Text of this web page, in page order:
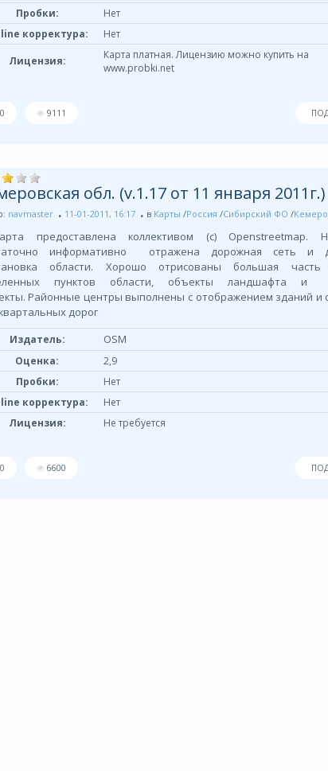
Пробки:
Нет
корректура:
Нет
Лицензия:
Карта платная. Лицензию можно купить на
www.probki.net
0 9111
обл. (v.1.17 от 11 января 2011г.)
navmaster 11-01-2011, 16:17 в Карты /Россия /Сибирский ФО /
предоставлена коллективом (с) Openstreetmap.
информативно отражена дорожная сеть и
области. Хорошо отрисованы большая часть
пунктов области, объекты ландшафта и
Районные центры выполнены с отображением зданий и
дорог
Издатель: OSM
Оценка:
2,9
Пробки:
Нет
корректура:
Нет
Лицензия:
Не требуется
0 6600